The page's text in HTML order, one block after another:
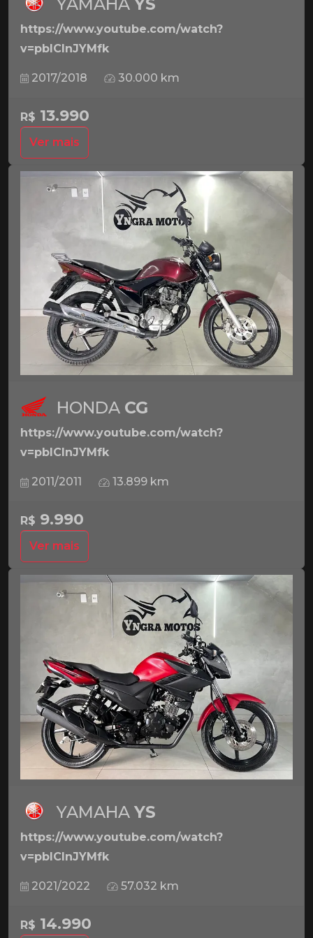
https://www.youtube.com/watch?
v=pbICInJYMfk
2017/2018 30.000 km
R$ 13.990
Ver mais
HONDA CG
https://www.youtube.com/watch?
v=pbICInJYMfk
2011/2011 13.899 km
R$ 9.990
Ver mais
YAMAHA YS
https://www.youtube.com/watch?
v=pbICInJYMfk
2021/2022 57.032 km
R$ 14.990